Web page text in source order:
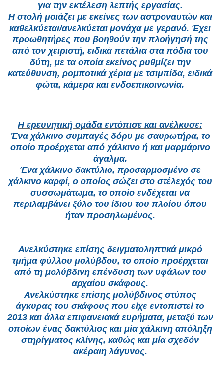
για την εκτέλεση λεπτής εργασίας.
Η στολή μοιάζει με εκείνες των αστροναυτών και
καθελκύεται/ανελκύεται μονάχα με γερανό. Έχει
προωθητήρες που βοηθούν την πλοήγησή της
από τον χειριστή, ειδικά πετάλια στα πόδια του
δύτη, με τα οποία εκείνος ρυθμίζει την
κατεύθυνση, ρομποτικά χέρια με τσιμπίδα, ειδικά
φώτα, κάμερα και ενδοεπικοινωνία.
Η ερευνητική ομάδα εντόπισε και ανέλκυσε:
Ένα χάλκινο συμπαγές δόρυ με σαυρωτήρα, το
οποίο προέρχεται από χάλκινο ή και μαρμάρινο
άγαλμα.
Ένα χάλκινο δακτύλιο, προσαρμοσμένο σε
χάλκινο καρφί, ο οποίος σώζει στο στέλεχός του
συσσωμάτωμα, το οποίο ενδέχεται να
περιλαμβάνει ξύλο του ίδιου του πλοίου όπου
ήταν προσηλωμένος.
Ανελκύστηκε επίσης δειγματοληπτικά μικρό
τμήμα φύλλου μολύβδου, το οποίο προέρχεται
από τη μολύβδινη επένδυση των υφάλων του
αρχαίου σκάφους.
Ανελκύστηκε επίσης μολύβδινος στύπος
άγκυρας του σκάφους που είχε εντοπιστεί το
2013 και άλλα επιφανειακά ευρήματα, μεταξύ των
οποίων ένας δακτύλιος και μία χάλκινη απόληξη
στηρίγματος κλίνης, καθώς και μία σχεδόν
ακέραιη λάγυνος.